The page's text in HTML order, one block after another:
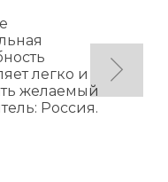
легко и
желаемый
Россия.